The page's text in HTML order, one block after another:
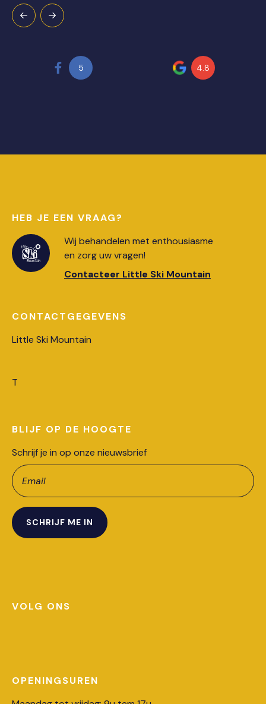
5 4.8
HEB JE EEN VRAAG?
Wij behandelen met enthousiasme
en zorg uw vragen!
Contacteer Little Ski Mountain
BLIJF OP DE HOOGTE
Schrijf je in op onze nieuwsbrief
Leave
this
field
blank
SCHRIJF ME IN
CONTACTGEGEVENS
Little Ski Mountain
T
VOLG ONS
OPENINGSUREN